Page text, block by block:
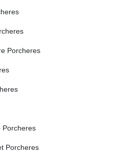
Porcheres
Porcheres
Porcheres